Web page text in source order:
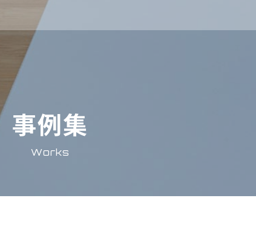
事例集
Works